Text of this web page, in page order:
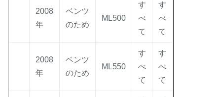
2008
年
ベンツ
のため
ML500
す
べ
て
す
べ
て
2008
年
ベンツ
のため
ML550
す
べ
て
す
べ
て